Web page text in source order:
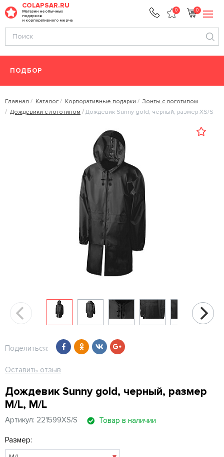
COLAPSAR.RU
Магазин необычных
подарков
и корпоративного мерча
0 0
ПОДБОР
Главная Каталог Корпоративные подарки
Зонты с логотипом
Дождевики с логотипом
Дождевик Sunny gold, черный, размер XS/S
Поделиться:
Оставить отзыв
Дождевик Sunny gold, черный, размер
M/L, M/L
Артикул: 221599XS/S Товар в наличии
Размер: